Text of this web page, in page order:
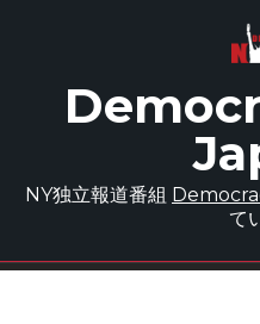
NY独立報道番組
て